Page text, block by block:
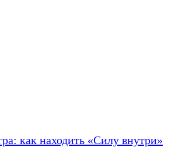
как находить «Силу внутри»